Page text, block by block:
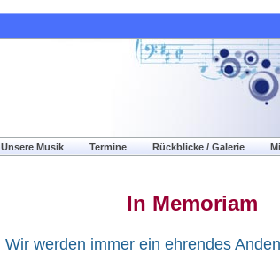
Unsere Musik Termine Rückblicke / Galerie
In Memoriam
Wir werden immer ein ehrendes